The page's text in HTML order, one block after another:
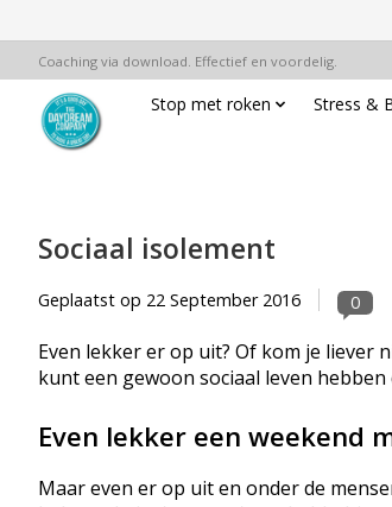
Coaching via download. Effectief en voordelig.
Stop met roken Stress &
Sociaal isolement
Geplaatst op 22 September 2016 0
Even lekker er op uit? Of kom je liever
kunt een gewoon sociaal leven
Even lekker een weekend
Maar even er op uit en onder de